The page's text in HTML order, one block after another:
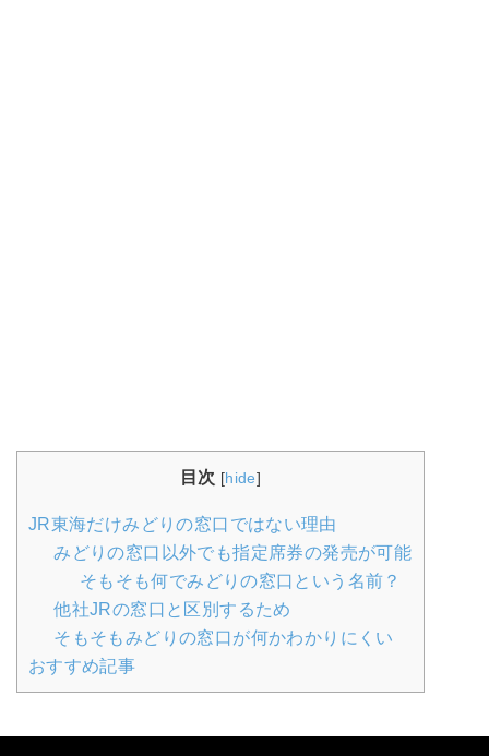
目次 [hide]
JR東海だけみどりの窓口ではない理由
みどりの窓口以外でも指定席券の発売が可能
そもそも何でみどりの窓口という名前？
他社JRの窓口と区別するため
そもそもみどりの窓口が何かわかりにくい
おすすめ記事